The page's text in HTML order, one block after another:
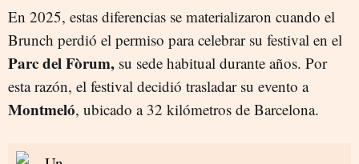
En 2025, estas diferencias se materializaron cuando el
Brunch perdió el permiso para celebrar su festival en el
Parc del Fòrum, su sede habitual durante años. Por
esta razón, el festival decidió trasladar su evento a
Montmeló, ubicado a 32 kilómetros de Barcelona.